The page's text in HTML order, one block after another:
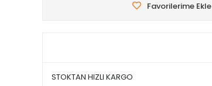
Favorilerime Ekle
STOKTAN HIZLI KARGO